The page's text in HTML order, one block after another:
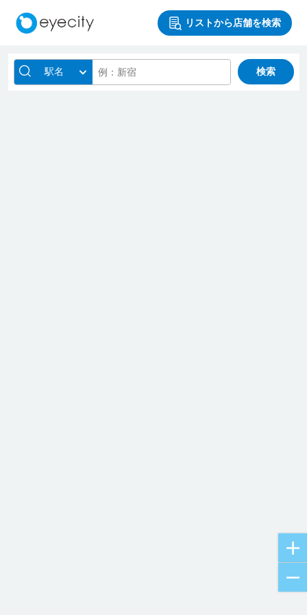
リストから店舗を検索
駅名 検索